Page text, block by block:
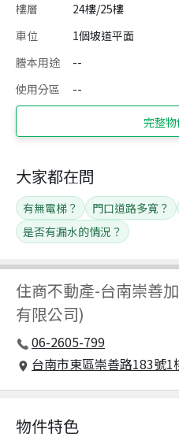
樓層
24樓/25樓
車位
1個坡道平面
謄本用途
--
使用分區
--
完整
住商不動產-台南崇善
有限公司)
06-2605-799
台南市東區崇善路183號1
大家都在問
有無電梯？ 門口道路多寬？
是否有漏水的情況？
物件特色